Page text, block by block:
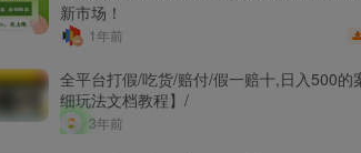
新市场！
1年前
全平台打假/吃货/赔付/假一赔十,日入500的
细玩法文档教程】/
3年前